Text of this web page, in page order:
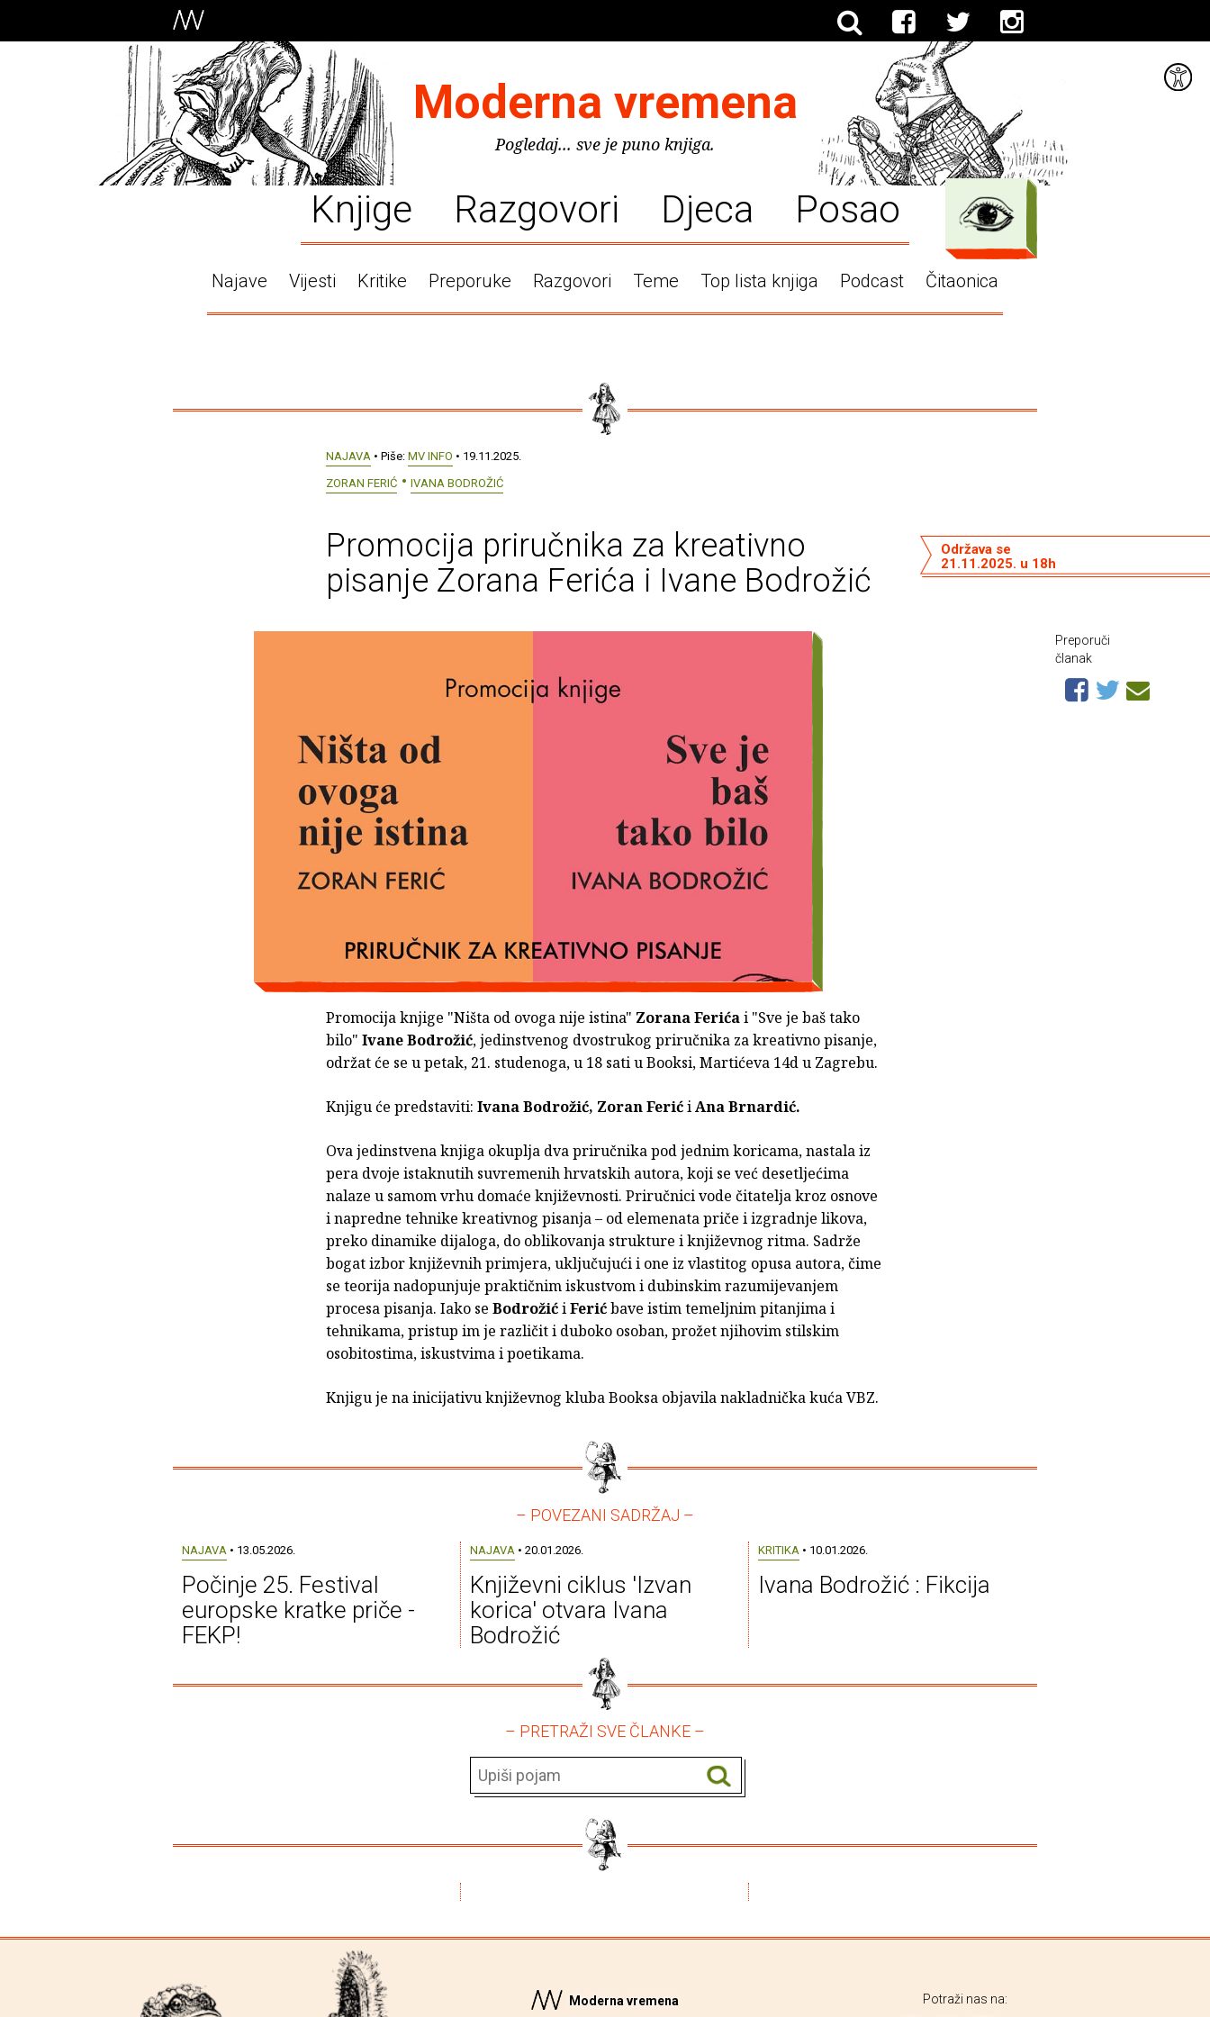
Moderna vremena
Pogledaj... sve je puno knjiga.
Knjige Razgovori Djeca Posao
Najave Vijesti Kritike Preporuke Razgovori Teme Top lista knjiga Podcast Čitaonica
NAJAVA • Piše: MV INFO • 19.11.2025.
ZORAN FERIĆ
IVANA BODROŽIĆ
Promocija priručnika za kreativno
pisanje Zorana Ferića i Ivane Bodrožić
Održava se
21.11.2025. u 18h
Promocija knjige "Ništa od ovoga nije istina" Zorana Ferićai "Sve je baš tako
bilo" Ivane Bodrožić, jedinstvenog dvostrukog priručnika za kreativno pisanje,
održat će se u petak, 21. studenoga, u 18 sati u Booksi, Martićeva 14d u Zagrebu.
Knjigu će predstaviti: Ivana Bodrožić, Zoran FerićiAna Brnardić.
Ova jedinstvena knjiga okuplja dva priručnika pod jednim koricama, nastala iz
pera dvoje istaknutih suvremenih hrvatskih autora, koji se već desetljećima
nalaze u samom vrhu domaće književnosti. Priručnici vode čitatelja kroz osnove
i napredne tehnike kreativnog pisanja – od elemenata priče i izgradnje likova,
preko dinamike dijaloga, do oblikovanja strukture i književnog ritma. Sadrže
bogat izbor književnih primjera, uključujući i one iz vlastitog opusa autora, čime
se teorija nadopunjuje praktičnim iskustvom i dubinskim razumijevanjem
procesa pisanja. Iako se BodrožićiFerićbave istim temeljnim pitanjima i
tehnikama, pristup im je različit i duboko osoban, prožet njihovim stilskim
osobitostima, iskustvima i poetikama.
Knjigu je na inicijativu književnog kluba Booksa objavila nakladnička kuća VBZ.
Preporuči
članak
– POVEZANI SADRŽAJ –
NAJAVA • 13.05.2026.
Počinje 25. Festival
europske kratke priče -
FEKP!
NAJAVA • 20.01.2026.
Književni ciklus 'Izvan
korica' otvara Ivana
Bodrožić
KRITIKA • 10.01.2026.
Ivana Bodrožić : Fikcija
– PRETRAŽI SVE ČLANKE –
Moderna vremena Potraži nas na: